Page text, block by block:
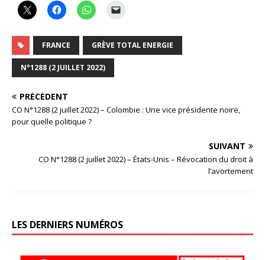
FRANCE GRÈVE TOTAL ENERGIE
N°1288 (2 JUILLET 2022)
PRÉCÉDENT
CO N°1288 (2 juillet 2022) – Colombie : Une vice présidente noire,
pour quelle politique ?
SUIVANT
CO N°1288 (2 juillet 2022) – États-Unis – Révocation du droit à
l’avortement
LES DERNIERS NUMÉROS